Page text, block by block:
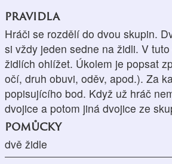
pravidla
Hráči se rozdělí do dvou skupin.
si vždy jeden sedne na židli. V
židlích ohlížet. Úkolem je popsat
očí, druh obuvi, oděv, apod.). Za
popisujícího bod. Když už hráč
dvojice a potom jiná dvojice ze
pomůcky
dvě židle